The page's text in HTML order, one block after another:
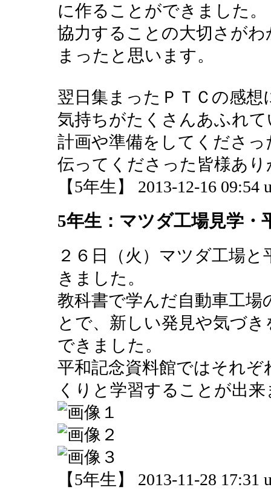
に作ることができました。
協力することの大切さが
まったと思います。
翌日集まったＰＴＣの感
気持ちがたくさんあふれ
計画や準備をしてくださ
伝ってくださった皆様あ
【5年生】 2013-12-16 09:54
5年生：マツダ工場見学・
２６日（火）マツダ工場
きました。
教科書で学んだ自動車工
とで、新しい発見や気づ
できました。
平和記念資料館ではそれ
くりと学習することが出
【5年生】 2013-11-28 17:31